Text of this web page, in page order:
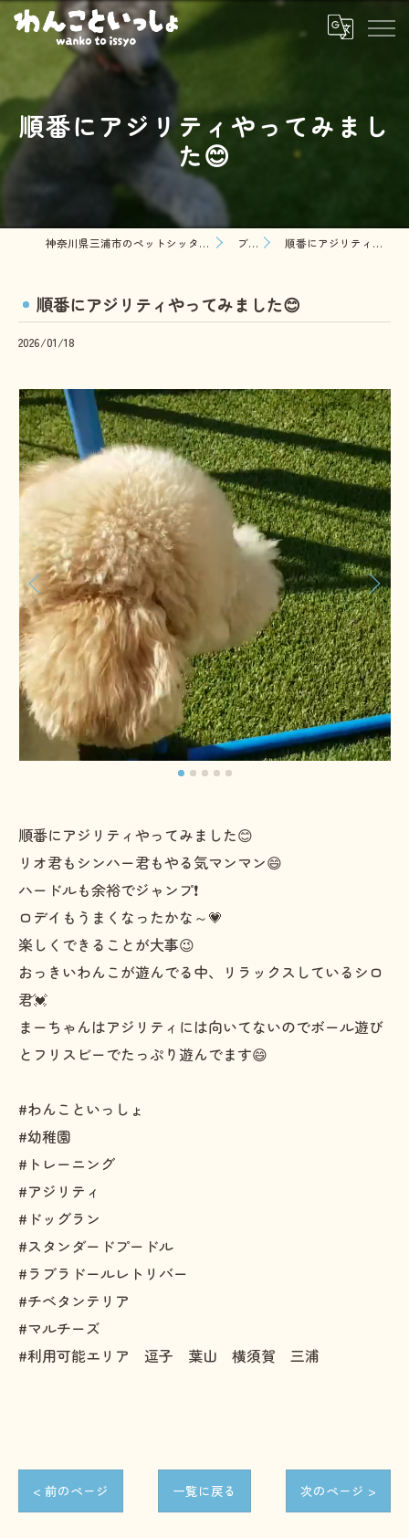
順番にアジリティやってみまし
た😊
神奈川県三浦市のペットシッターならわんこといっしょ ブログ 順番にアジリティやってみました😊
順番にアジリティやってみました😊
2026/01/18
順番にアジリティやってみました😊
リオ君もシンハー君もやる気マンマン😄
ハードルも余裕でジャンプ❗
ロデイもうまくなったかな～💗
楽しくできることが大事😉
おっきいわんこが遊んでる中、リラックスしているシロ
君💓
まーちゃんはアジリティには向いてないのでボール遊び
とフリスビーでたっぷり遊んでます😄
#わんこといっしょ
#幼稚園
#トレーニング
#アジリティ
#ドッグラン
#スタンダードプードル
#ラブラドールレトリバー
#チベタンテリア
#マルチーズ
#利用可能エリア 逗子 葉山 横須賀 三浦
< 前のページ 一覧に戻る 次のページ >